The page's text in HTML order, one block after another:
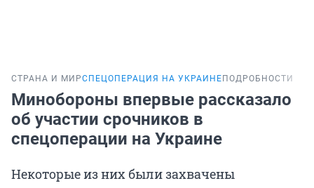
СТРАНА И МИРСПЕЦОПЕРАЦИЯ НА УКРАИНЕ ПОДРОБНОСТИ
Минобороны впервые рассказало
об участии срочников в
спецоперации на Украине
Некоторые из них были захвачены